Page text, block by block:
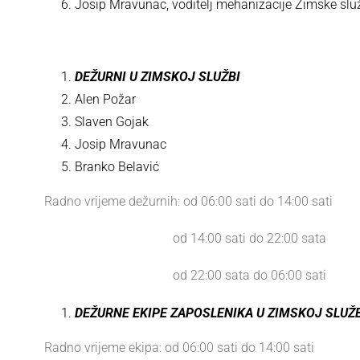
Josip Mravunac, voditelj mehanizacije Zimske
DEŽURNI U ZIMSKOJ SLUŽBI
Alen Požar
Slaven Gojak
Josip Mravunac
Branko Belavić
Radno vrijeme dežurnih: od 06:00 sati do 14:00 sati
od 14:00 sati do 22:00 sata
od 22:00 sata do 06:00 sati
DEŽURNE EKIPE ZAPOSLENIKA U ZIMSKOJ
Radno vrijeme ekipa: od 06:00 sati do 14:00 sati